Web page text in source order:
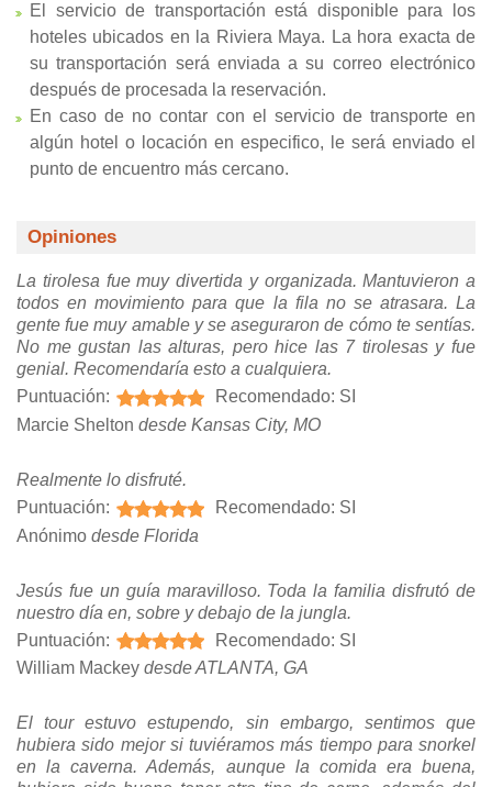
El servicio de transportación está disponible para los
hoteles ubicados en la Riviera Maya. La hora exacta de
su transportación será enviada a su correo electrónico
después de procesada la reservación.
En caso de no contar con el servicio de transporte en
algún hotel o locación en especifico, le será enviado el
punto de encuentro más cercano.
Opiniones
La tirolesa fue muy divertida y organizada. Mantuvieron a
todos en movimiento para que la fila no se atrasara. La
gente fue muy amable y se aseguraron de cómo te sentías.
No me gustan las alturas, pero hice las 7 tirolesas y fue
genial. Recomendaría esto a cualquiera.
Puntuación:
Recomendado: SI
Marcie Shelton desde Kansas City, MO
Realmente lo disfruté.
Puntuación:
Recomendado: SI
Anónimo desde Florida
Jesús fue un guía maravilloso. Toda la familia disfrutó de
nuestro día en, sobre y debajo de la jungla.
Puntuación:
Recomendado: SI
William Mackey desde ATLANTA, GA
El tour estuvo estupendo, sin embargo, sentimos que
hubiera sido mejor si tuviéramos más tiempo para snorkel
en la caverna. Además, aunque la comida era buena,